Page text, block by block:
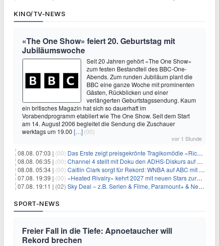
KINO/TV-NEWS
«The One Show» feiert 20. Geburtstag mit
Jubiläumswoche
Seit 20 Jahren gehört «The One Show»
zum festen Bestandteil des BBC-One-
Abends. Zum runden Jubiläum plant die
BBC eine ganze Woche mit prominenten
Gästen, Rückblicken und einer
verlängerten Geburtstagssendung. Kaum
ein britisches Magazin hat sich so dauerhaft im
Vorabendprogramm etabliert wie The One Show. Seit dem Start
am 14. August 2006 begleitet die Sendung die Zuschauer
werktags um 19.00 […] (00)
vor 1 Stunde
08.08. 07:03 | (00) Das Erste zeigt preisgekrönte Tragikomödie «Rickerl» als Free-TV-Premiere
08.08. 06:35 | (00) Channel 4 stellt mit Doku den ADHS-Diskurs auf den Prüfstand
08.08. 05:34 | (00) Caitlin Clark sorgt für Rekord: WNBA auf ABC mit 2,5 Millionen Zuschauern
07.08. 19:39 | (00) «Heated Rivalry» kehrt 2027 mit neuen Stars zurück
07.08. 19:11 | (02) Sky Deal – z.B. Serien & Filme, Paramount+ & Netflix für 19,99€/Monat
SPORT-NEWS
Freier Fall in die Tiefe: Apnoetaucher will
Rekord brechen